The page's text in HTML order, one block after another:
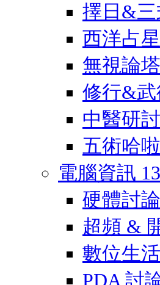
擇日&三
西洋占星
無視論
修行&武
中醫研討
五術哈啦
電腦資訊 13
硬體討論
超頻 &
數位生活
PDA 討